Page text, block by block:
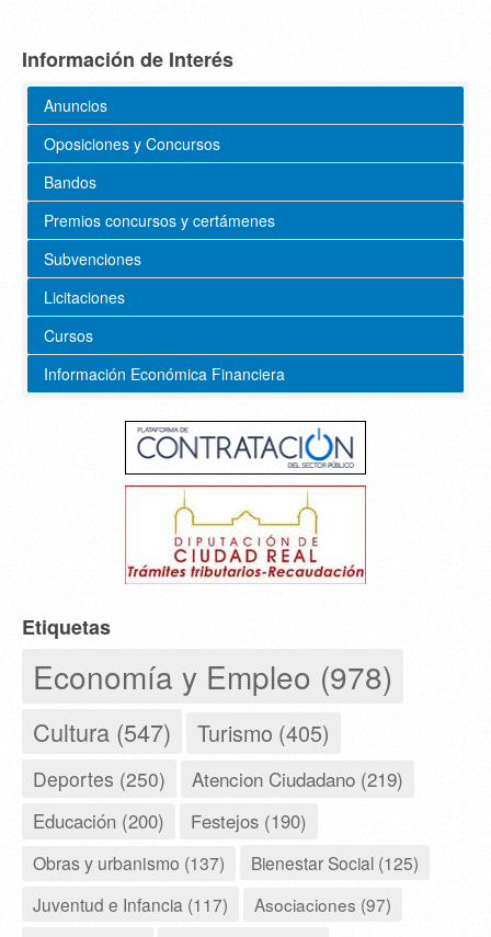
Información de Interés
Anuncios
Oposiciones y Concursos
Bandos
Premios concursos y certámenes
Subvenciones
Licitaciones
Cursos
Información Económica Financiera
Etiquetas
Economía y Empleo (978)
Cultura (547) Turismo (405)
Deportes (250) Atencion Ciudadano (219)
Educación (200) Festejos (190)
Obras y urbanismo (137)
Bienestar Social (125)
Juventud e Infancia (117)
Asociaciones (97)